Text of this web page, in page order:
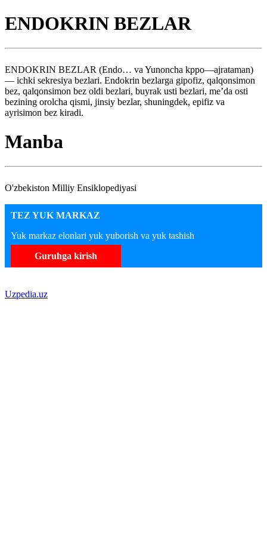
ENDOKRIN BEZLAR
ENDOKRIN BEZLAR (Endo… va Yunoncha kppo—ajrataman)
— ichki sekresiya bezlari. Endokrin bezlarga gipofiz, qalqonsimon
bez, qalqonsimon bez oldi bezlari, buyrak usti bezlari, me’da osti
bezining orolcha qismi, jinsiy bezlar, shuningdek, epifiz va
ayrisimon bez kiradi.
Manba
O'zbekiston Milliy Ensiklopediyasi
TEZ YUK MARKAZ
Yuk markaz elonlari yuk yuborish va yuk tashish
Guruhga kirish
Uzpedia.uz